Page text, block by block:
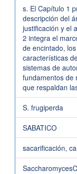
s. El Capítulo 1
descripción del
justificación y el
2 integra el
de encintado,
características
sistemas de
fundamentos de
que respaldan
S. frugiperda
SABATICO
sacarificación,